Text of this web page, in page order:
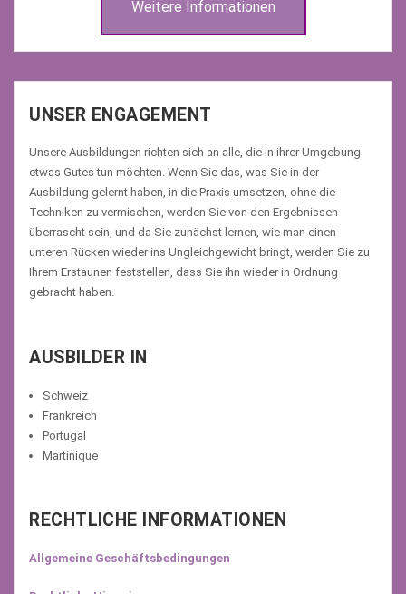
Weitere Informationen
UNSER ENGAGEMENT
Unsere Ausbildungen richten sich an alle, die in ihrer Umgebung
etwas Gutes tun möchten. Wenn Sie das, was Sie in der
Ausbildung gelernt haben, in die Praxis umsetzen, ohne die
Techniken zu vermischen, werden Sie von den Ergebnissen
überrascht sein, und da Sie zunächst lernen, wie man einen
unteren Rücken wieder ins Ungleichgewicht bringt, werden Sie zu
Ihrem Erstaunen feststellen, dass Sie ihn wieder in Ordnung
gebracht haben.
AUSBILDER IN
Schweiz
Frankreich
Portugal
Martinique
RECHTLICHE INFORMATIONEN
Allgemeine Geschäftsbedingungen